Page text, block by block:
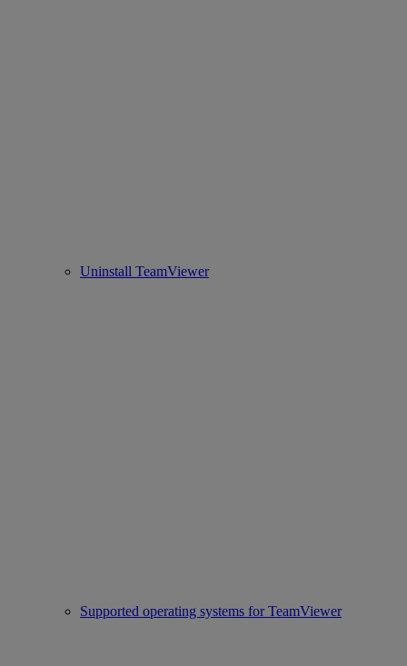
Uninstall TeamViewer
Supported operating systems for TeamViewer